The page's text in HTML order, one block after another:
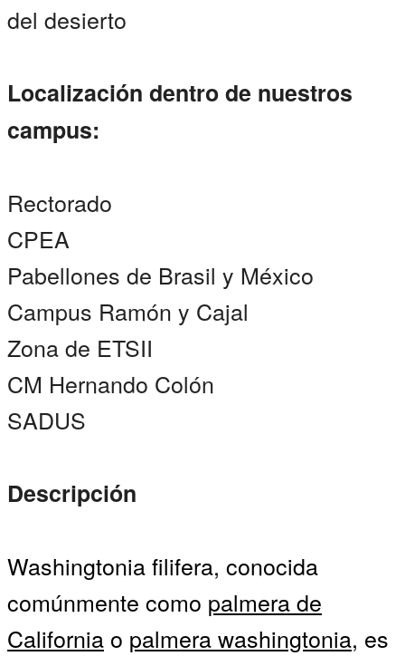
del desierto
Localización dentro de nuestros
campus:
Rectorado
CPEA
Pabellones de Brasil y México
Campus Ramón y Cajal
Zona de ETSII
CM Hernando Colón
SADUS
Descripción
Washingtonia filifera, conocida
comúnmente como palmera de
California o palmera washingtonia, es